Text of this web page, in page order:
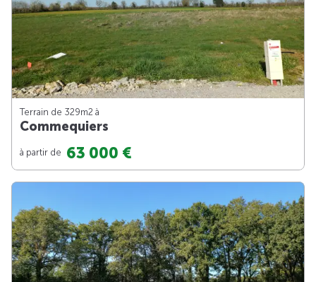
Terrain de 329m2 à
Commequiers
à partir de 63 000 €